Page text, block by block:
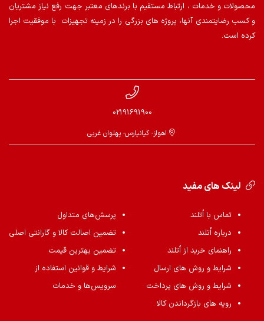
محصولات و خدمات ، ارتباط مستقیم با برندهای معتبر جهت رفع نیاز مشتریان
و کسب رضایتمندی آنها، پروژه های بزرگی را در زمینه تجهیزات با موفقیت اجرا
کرده است.
02191691900
اهواز- کیانپارس- پهلوان غربی
لینک های مفید
تماس با اُتلند
درباره اُتلند
راهنمای خرید از اُتلند
شرایط و روش های ارسال
شرایط و روش های پرداخت
رویه های بازگرداندن کالا
پرسش‌های متداول
تضمین اصالت کالا و گارانتی اصلی
تضمین بهترین قیمت
شرایط و قوانین استفاده از
سرویس‌ها و خدمات